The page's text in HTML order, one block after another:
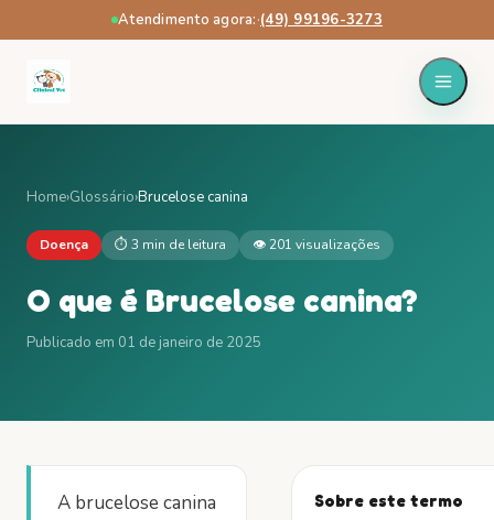
Atendimento agora:·(49) 99196-3273
Home›Glossário›Brucelose canina
Doença ⏱ 3 min de leitura 👁201 visualizações
O que é Brucelose canina?
Publicado em 01 de janeiro de 2025
A brucelose canina
Sobre este termo